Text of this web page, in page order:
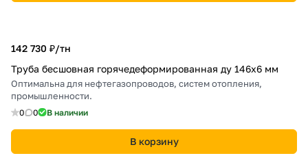
142 730 ₽/тн
Труба бесшовная горячедеформированная ду 146х6 мм
Оптимальна для нефтегазопроводов, систем отопления,
промышленности.
0 0 В наличии
В корзину